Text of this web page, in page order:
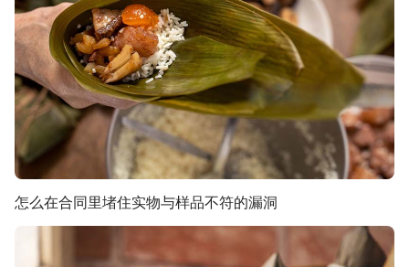
怎么在合同里堵住实物与样品不符的漏洞